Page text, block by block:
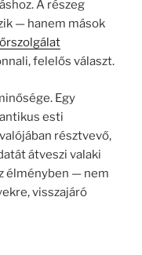
A részeg
— hanem mások
felelős választ.
Egy
esti
résztvevő,
átveszi valaki
élményben — nem
visszajáró